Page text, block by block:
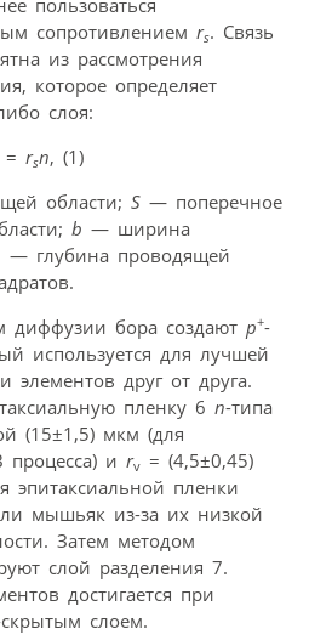
сопротивлением rs. Связь
из рассмотрения
которое определяет
слоя:
= rsn, (1)
области; S — поперечное
b — ширина
— глубина проводящей
бора создают p+-
используется для лучшей
элементов друг от друга.
пленку 6 n-типа
(15±1,5) мкм (для
и rv = (4,5±0,45)
эпитаксиальной пленки
мышьяк из-за их низкой
Затем методом
слой разделения 7.
достигается при
слоем.